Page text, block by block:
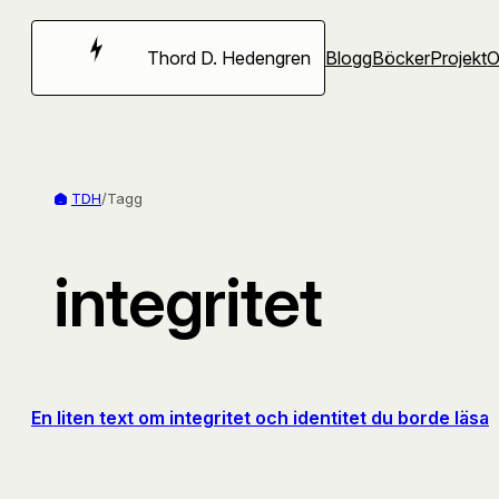
Hoppa
Thord D. Hedengren BloggBöckerProjekt
TDH/Tagg
integritet
En liten text om integritet och identitet du borde läsa